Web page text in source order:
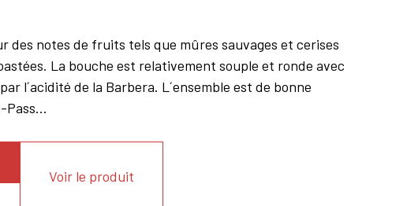
des notes de fruits tels que mûres sauvages et cerises
La bouche est relativement souple et ronde avec
l´acidité de la Barbera. L´ensemble est de bonne
Pass...
Voir le produit